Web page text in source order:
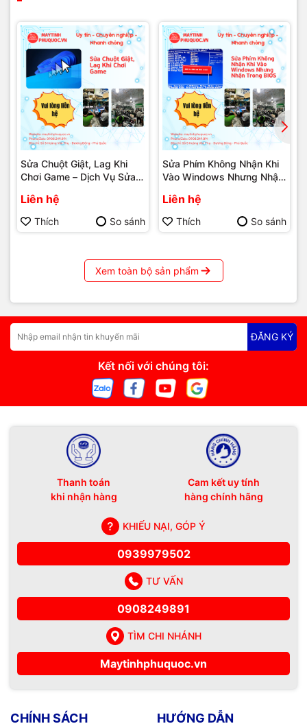
#SuaChuotPhuQuoc #MayTinhHaiDangPhuQuoc
#SuaChuaPCPhuQuoc
Sửa Chuột Giật, Lag Khi
Chơi Game – Dịch Vụ Sửa
Tính Phú Quốc | Vi Tính Hải
Đăng
Liên hệ
Thích So sánh
Sửa Phím Không Nhận Khi
Vào Windows Nhưng Nhận
Chữa PC Phú Quốc | Máy
Tính Phú Quốc | Vi Tính Hải
Đăng
Liên hệ
Thích So sánh
Xem toàn bộ sản phẩm
ĐĂNG KÝ
Kết nối với chúng tôi:
Thanh toán
khi nhận hàng
Cam kết uy tính
hàng chính hãng
KHIẾU NẠI, GÓP Ý
0939979502
TƯ VẤN
0908249891
TÌM CHI NHÁNH
Maytinhphuquoc.vn
CHÍNH SÁCH HƯỚNG DẪN